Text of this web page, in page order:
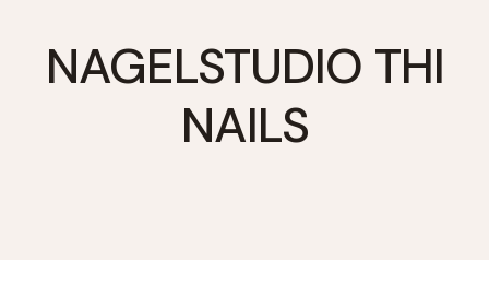
NAGELSTUDIO THI
NAILS